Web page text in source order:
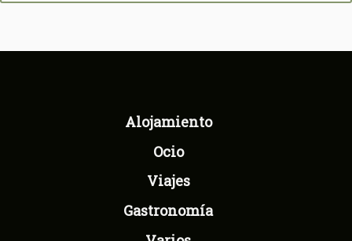
Alojamiento
Ocio
Viajes
Gastronomía